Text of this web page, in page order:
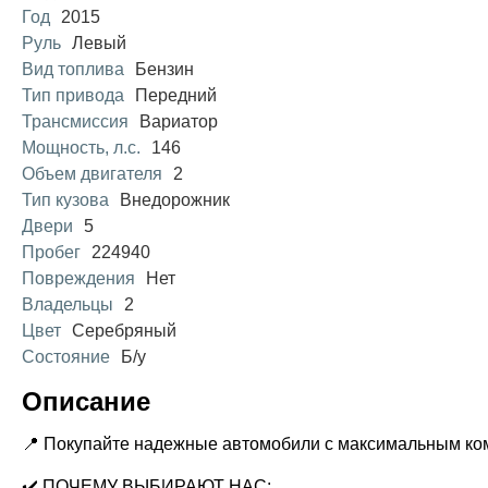
Год
2015
Руль Левый
Вид топлива
Бензин
Тип привода
Передний
Трансмиссия
Вариатор
Мощность, л.с.
146
Объем двигателя
2
Тип кузова
Внедорожник
Двери
5
Пробег
224940
Повреждения
Нет
Владельцы
2
Цвет Серебряный
Состояние
Б/у
Описание
📍 Покупайте надежные автомобили с максимальным